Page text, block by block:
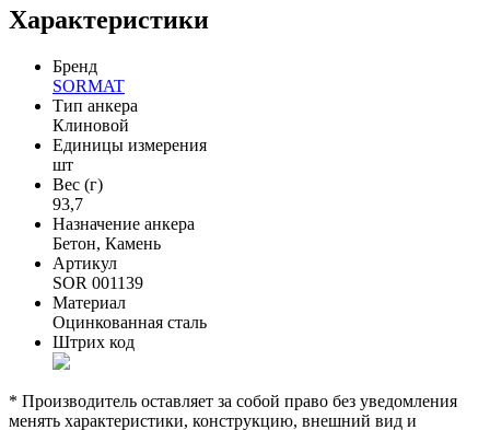
Характеристики
Бренд
SORMAT
Тип анкера
Клиновой
Единицы измерения
шт
Вес (г)
93,7
Назначение анкера
Бетон, Камень
Артикул
SOR 001139
Материал
Оцинкованная сталь
Штрих код
* Производитель оставляет за собой право без уведомления
менять характеристики, конструкцию, внешний вид и